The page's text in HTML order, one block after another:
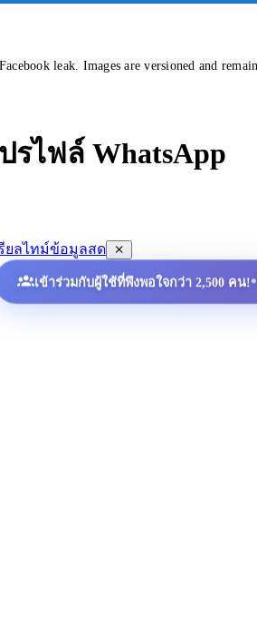
leak. Images are versioned and
รไฟล์ WhatsApp
ยลไทม์ข้อมูลสด
เข้าร่วมกับผู้ใช้ที่พึงพอใจกว่า 2,500 คน!•